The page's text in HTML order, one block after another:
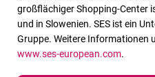
großflächiger Shopping-Center
und in Slowenien. SES ist ein
Gruppe. Weitere Informationen
www.ses-european.com.